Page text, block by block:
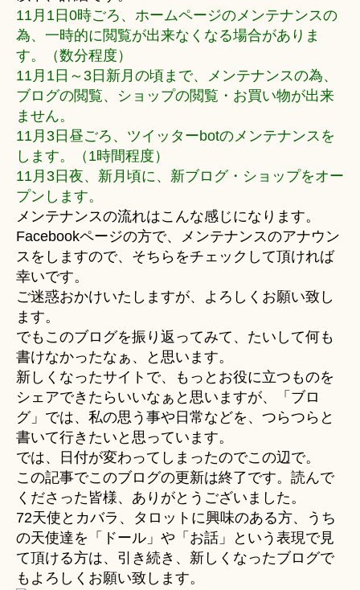
11月1日0時ごろ、ホームページのメンテナンスの
為、一時的に閲覧が出来なくなる場合がありま
す。（数分程度）
11月1日～3日新月の頃まで、メンテナンスの為、
ブログの閲覧、ショップの閲覧・お買い物が出来
ません。
11月3日昼ごろ、ツイッターbotのメンテナンスを
します。（1時間程度）
11月3日夜、新月頃に、新ブログ・ショップをオー
プンします。
メンテナンスの流れはこんな感じになります。
Facebookページの方で、メンテナンスのアナウン
スをしますので、そちらをチェックして頂ければ
幸いです。
ご迷惑おかけいたしますが、よろしくお願い致し
ます。
でもこのブログを振り返ってみて、たいして何も
書けなかったなぁ、と思います。
新しくなったサイトで、もっとお役に立つものを
シェアできたらいいなぁと思いますが、「ブロ
グ」では、私の思う事や日常などを、つらつらと
書いて行きたいと思っています。
では、日付が変わってしまったのでこの辺で。
この記事でこのブログの更新は終了です。読んで
くださった皆様、ありがとうございました。
72天使とカバラ、タロットに興味のある方、うち
の天使達を「ドール」や「お話」という表現で見
て頂ける方は、引き続き、新しくなったブログで
もよろしくお願い致します。